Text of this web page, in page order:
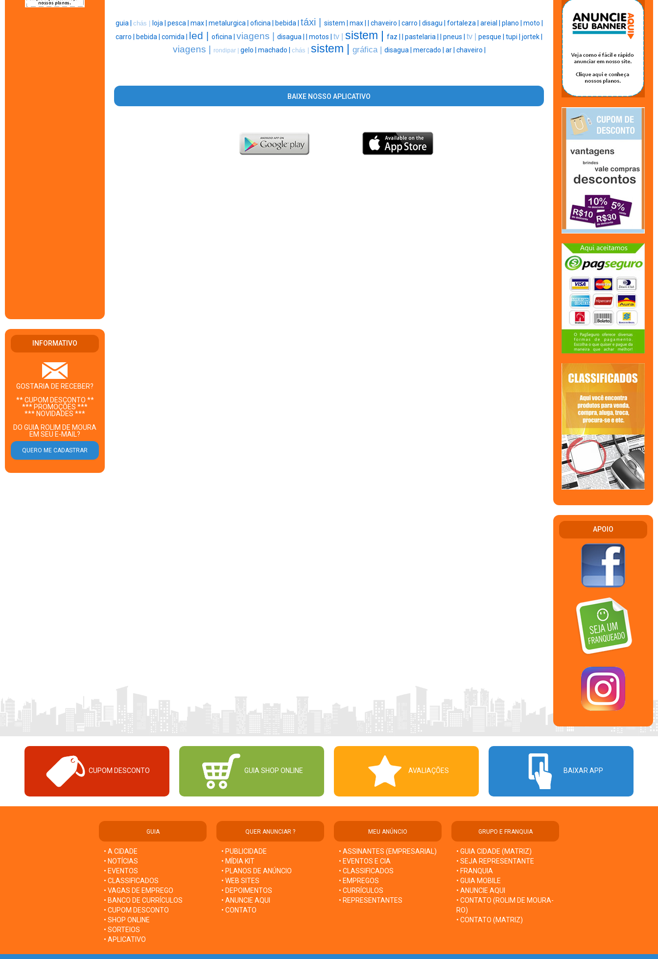
INFORMATIVO
GOSTARIA DE RECEBER?
** CUPOM DESCONTO **
*** PROMOÇÕES ***
*** NOVIDADES ***
DO GUIA ROLIM DE MOURA
EM SEU E-MAIL?
guia | chás | loja | pesca | max | metalurgica | oficina | bebida | táxi | sistem | max | chaveiro | carro | disagu | fortaleza | areial | plano | moto |
carro |
bebida | comida | led | oficina | viagens | disagua | motos | tv | sistem | faz | pastelaria | pneus | tv | pesque | tupi | jortek |
viagens | rondipar | gelo | machado | chás | sistem | gráfica | disagua | mercado | ar | chaveiro |
BAIXE NOSSO APLICATIVO
APOIO
CUPOM DESCONTO GUIA SHOP ONLINE AVALIAÇÕES BAIXAR APP
GUIA
• A CIDADE
• NOTÍCIAS
• EVENTOS
• CLASSIFICADOS
• VAGAS DE EMPREGO
• BANCO DE CURRÍCULOS
• CUPOM DESCONTO
• SHOP ONLINE
• SORTEIOS
• APLICATIVO
QUER ANUNCIAR ?
• PUBLICIDADE
• MÍDIA KIT
• PLANOS DE ANÚNCIO
• WEB SITES
• DEPOIMENTOS
• ANUNCIE AQUI
• CONTATO
MEU ANÚNCIO
• ASSINANTES (EMPRESARIAL)
• EVENTOS E CIA
• CLASSIFICADOS
• EMPREGOS
• CURRÍCULOS
• REPRESENTANTES
GRUPO E FRANQUIA
• GUIA CIDADE (MATRIZ)
• SEJA REPRESENTANTE
• FRANQUIA
• GUIA MOBILE
• ANUNCIE AQUI
• CONTATO (ROLIM DE MOURA-
RO)
• CONTATO (MATRIZ)